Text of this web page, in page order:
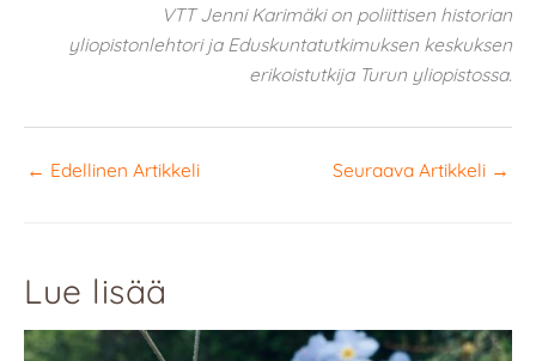
VTT Jenni Karimäki on poliittisen historian
yliopistonlehtori ja Eduskuntatutkimuksen keskuksen
erikoistutkija Turun yliopistossa.
← Edellinen Artikkeli Seuraava Artikkeli →
Lue lisää